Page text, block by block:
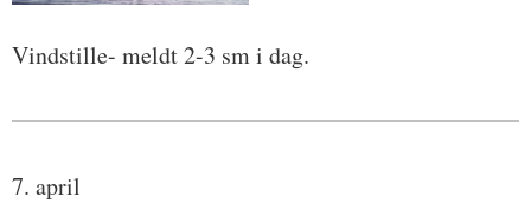
Vindstille- meldt 2-3 sm i dag.
7. april